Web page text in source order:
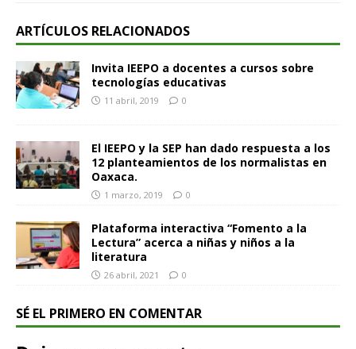
ARTÍCULOS RELACIONADOS
Invita IEEPO a docentes a cursos sobre
tecnologías educativas
11 abril, 2019 0
El IEEPO y la SEP han dado respuesta a los
12 planteamientos de los normalistas en
Oaxaca.
1 marzo, 2019 0
Plataforma interactiva “Fomento a la
Lectura” acerca a niñas y niños a la
literatura
26 abril, 2021 0
SÉ EL PRIMERO EN COMENTAR